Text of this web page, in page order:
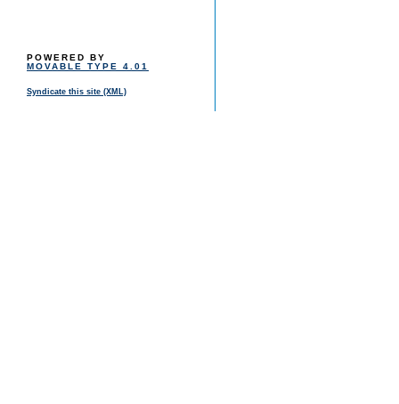
POWERED BY
MOVABLE TYPE 4.01
Syndicate this site (XML)